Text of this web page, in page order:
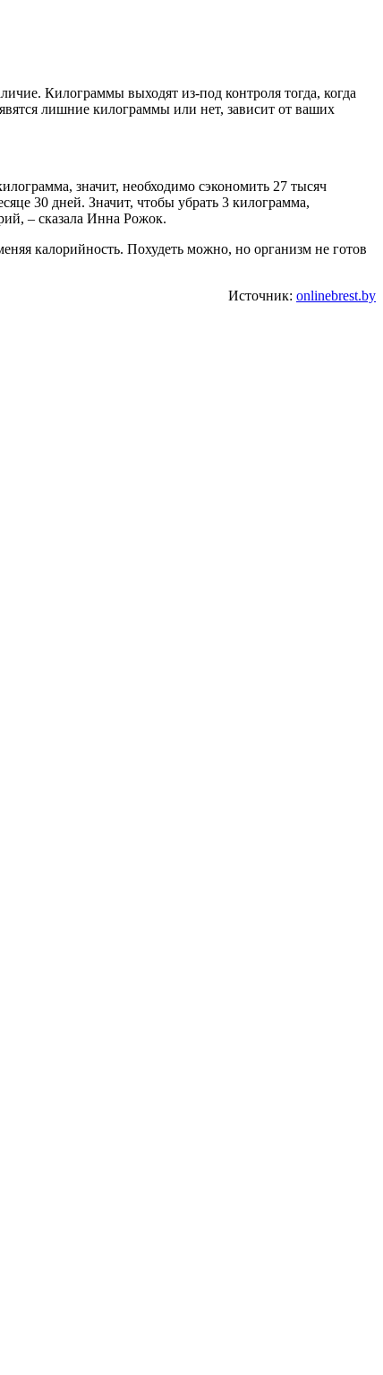
Килограммы выходят из-под контроля тогда, когда
лишние килограммы или нет, зависит от ваших
значит, необходимо сэкономить 27 тысяч
30 дней. Значит, чтобы убрать 3 килограмма,
– сказала Инна Рожок.
калорийность. Похудеть можно, но организм не готов
Источник: onlinebrest.by